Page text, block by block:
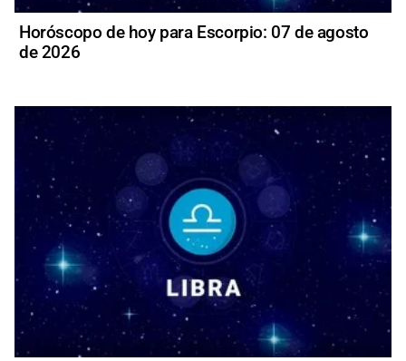
Horóscopo de hoy para Escorpio: 07 de agosto
de 2026